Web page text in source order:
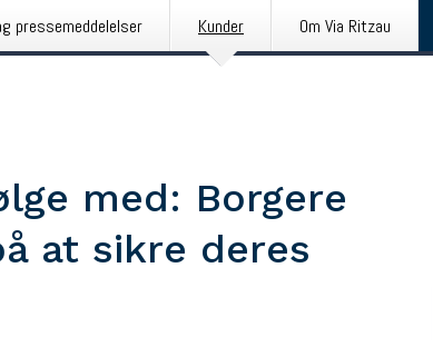
pressemeddelelser Kunder Om Via Ritzau
med: Borgere
at sikre deres